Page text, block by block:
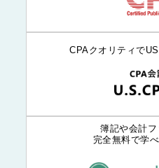
CPAクオリティで
簿記や会計
完全無料で学